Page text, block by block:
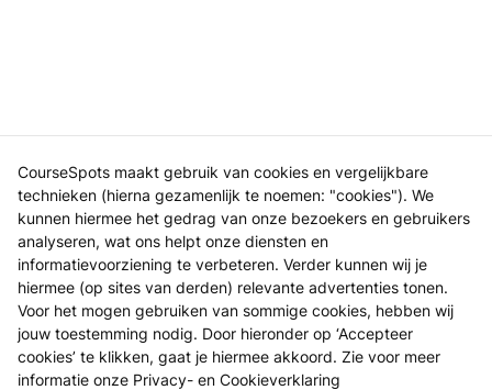
CourseSpots maakt gebruik van cookies en vergelijkbare
technieken (hierna gezamenlijk te noemen: "cookies"). We
kunnen hiermee het gedrag van onze bezoekers en gebruikers
analyseren, wat ons helpt onze diensten en
informatievoorziening te verbeteren. Verder kunnen wij je
hiermee (op sites van derden) relevante advertenties tonen.
Voor het mogen gebruiken van sommige cookies, hebben wij
jouw toestemming nodig. Door hieronder op ‘Accepteer
cookies’ te klikken, gaat je hiermee akkoord. Zie voor meer
informatie onze Privacy- en Cookieverklaring